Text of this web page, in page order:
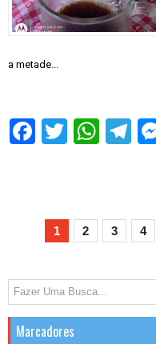
a metade...
1 2 3 4
Marcadores